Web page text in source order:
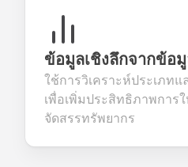
ข้อมูลเชิงลึกจากข้อ
ใช้การวิเคราะห์ประเภท
เพื่อเพิ่มประสิทธิภาพการ
จัดสรรทรัพยากร